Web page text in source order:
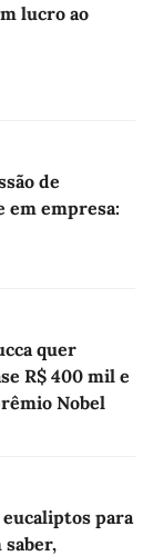
lucro ao
de
em empresa:
quer
R$ 400 mil e
Nobel
para